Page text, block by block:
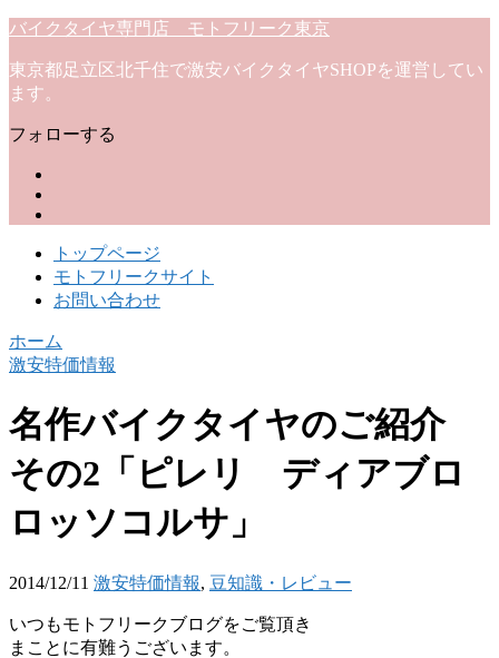
バイクタイヤ専門店 モトフリーク東京
東京都足立区北千住で激安バイクタイヤSHOPを運営してい
ます。
フォローする
トップページ
モトフリークサイト
お問い合わせ
ホーム
激安特価情報
名作バイクタイヤのご紹介
その2「ピレリ ディアブロ
ロッソコルサ」
2014/12/11 激安特価情報, 豆知識・レビュー
いつもモトフリークブログをご覧頂き
まことに有難うございます。